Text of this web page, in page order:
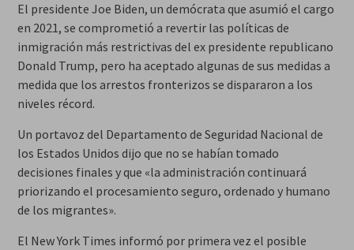
El presidente Joe Biden, un demócrata que asumió el cargo
en 2021, se comprometió a revertir las políticas de
inmigración más restrictivas del ex presidente republicano
Donald Trump, pero ha aceptado algunas de sus medidas a
medida que los arrestos fronterizos se dispararon a los
niveles récord.
Un portavoz del Departamento de Seguridad Nacional de
los Estados Unidos dijo que no se habían tomado
decisiones finales y que «la administración continuará
priorizando el procesamiento seguro, ordenado y humano
de los migrantes».
El New York Times informó por primera vez el posible